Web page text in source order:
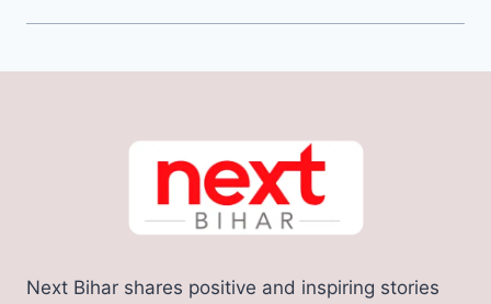
Next Bihar shares positive and inspiring stories